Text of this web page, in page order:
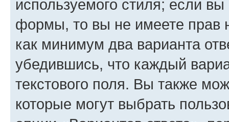
используемого стиля; если
формы, то вы не имеете прав
как минимум два варианта
убедившись, что каждый
текстового поля. Вы также
которые могут выбрать